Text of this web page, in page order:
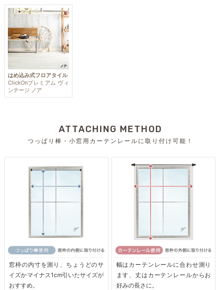
はめ込み式フロアタイル
ClickOnプレミアム ヴィ
ンテージ ノア
ATTACHING METHOD
つっぱり棒・小窓用カーテンレールに取り付け可能！
窓枠の内寸を測り、ちょうどのサ
イズかマイナス1cm引いたサイズが
おすすめ。
幅はカーテンレールに合わせ測り
ます、丈はカーテンレールからお
好みの長さに。